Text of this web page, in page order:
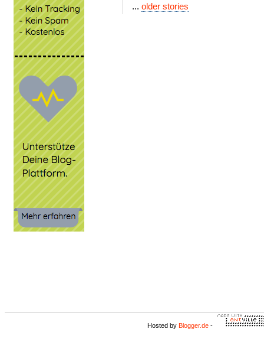
... older stories
Hosted by Blogger.de -